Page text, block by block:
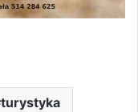
turystyka